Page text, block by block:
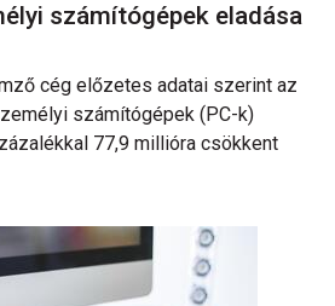
számítógépek eladása
cég előzetes adatai szerint az
számítógépek (PC-k)
77,9 millióra csökkent